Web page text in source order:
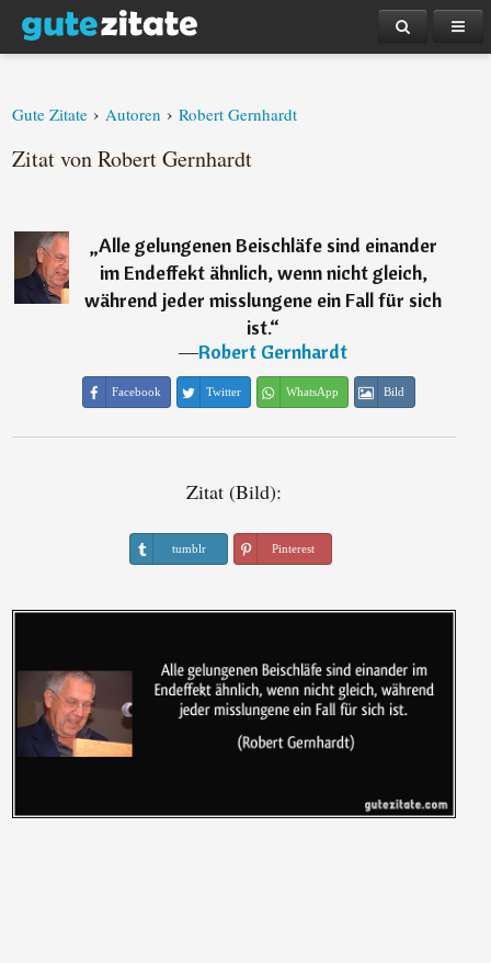
Gute Zitate › Autoren › Robert Gernhardt
Zitat von Robert Gernhardt
„Alle gelungenen Beischläfe sind einander
im Endeffekt ähnlich, wenn nicht gleich,
während jeder misslungene ein Fall für sich
ist.“
―Robert Gernhardt
Facebook Twitter WhatsApp Bild
Zitat (Bild):
tumblr Pinterest